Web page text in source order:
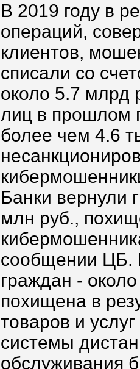
В 2019 году в
операций,
клиентов,
списали со
около 5.7 млрд
лиц в прошлом
более чем 4.6
Банки вернули
млн руб.,
сообщении ЦБ.
граждан -
похищена в
товаров и
системы
обслуживания